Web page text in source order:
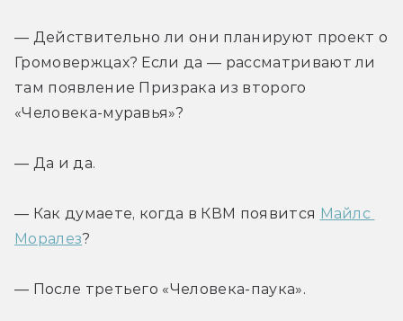
— Действительно ли они планируют проект о
Громовержцах? Если да — рассматривают ли
там появление Призрака из второго
«Человека-муравья»?
— Да и да.
— Как думаете, когда в КВМ появится Майлс
Моралез?
— После третьего «Человека-паука».